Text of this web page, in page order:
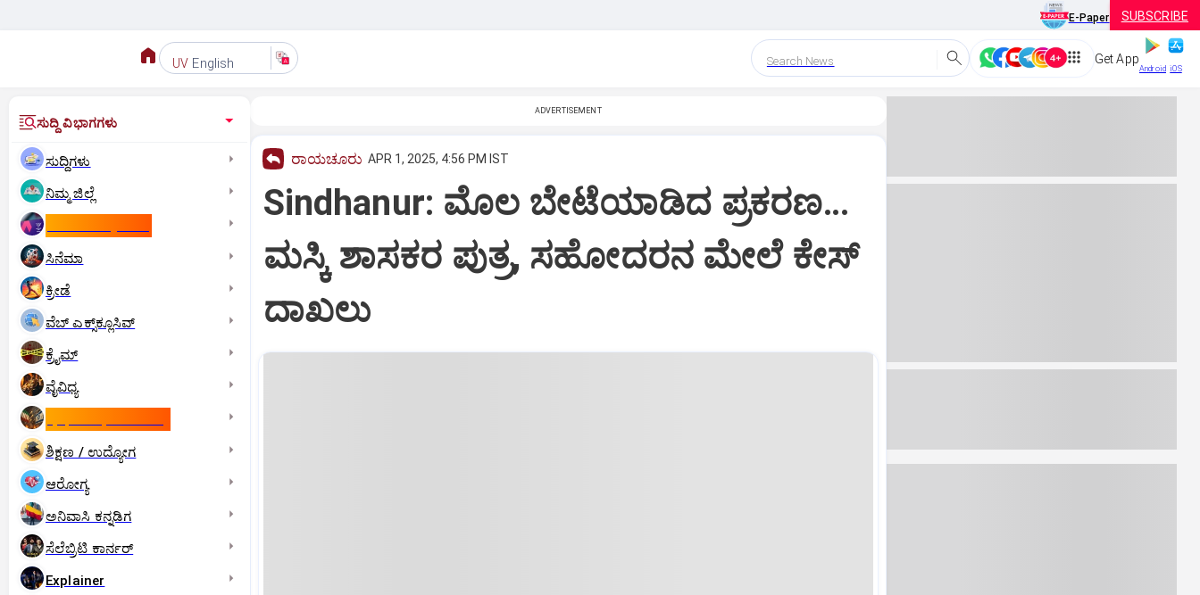
E-Paper SUBSCRIBE
UV English Search News Get App
Android iOS
ಸುದ್ದಿ ವಿಭಾಗಗಳು
ಸುದ್ದಿಗಳು
ನಿಮ್ಮ ಜಿಲ್ಲೆ
ಸಿನೆಮಾ
ಕ್ರೀಡೆ
ವೆಬ್ ಎಕ್ಸ್‌ಕ್ಲೂಸಿವ್
ಕ್ರೈಮ್
ವೈವಿಧ್ಯ
ಶಿಕ್ಷಣ / ಉದ್ಯೋಗ
ಆರೋಗ್ಯ
ಅನಿವಾಸಿ ಕನ್ನಡಿಗ
ಸೆಲೆಬ್ರಿಟಿ ಕಾರ್ನರ್‌
Explainer
ADVERTISEMENT
ರಾಯಚೂರು APR 1, 2025, 4:56 PM IST
Sindhanur: ಮೊಲ ಬೇಟೆಯಾಡಿದ ಪ್ರಕರಣ…
ಮಸ್ಕಿ ಶಾಸಕರ ಪುತ್ರ‌, ಸಹೋದರನ ಮೇಲೆ ಕೇಸ್
ದಾಖಲು